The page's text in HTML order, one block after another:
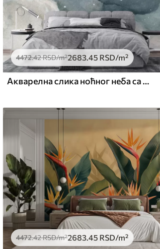
4472.42RSD/m²2683.45 RSD/m²
Акварелна слика ноћног неба са полумесецом и сјајним звездама у плавим бојама
4472.42RSD/m²2683.45 RSD/m²